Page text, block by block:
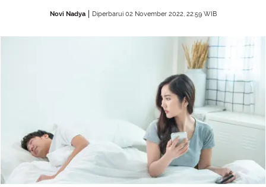
Novi Nadya Diperbarui 02 November 2022, 22:59 WIB